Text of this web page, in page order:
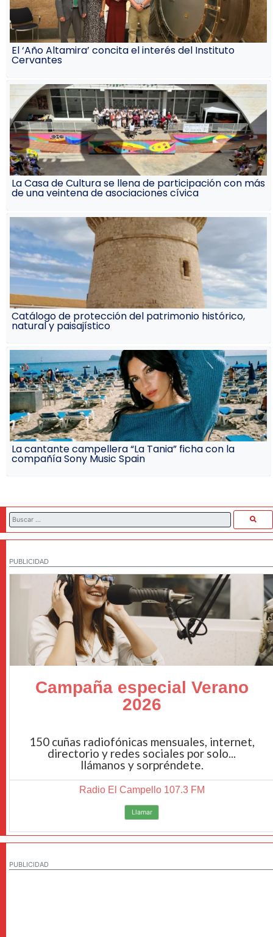
El ‘Año Altamira’ concita el interés del Instituto
Cervantes
La Casa de Cultura se llena de participación con más
de una veintena de asociaciones cívica
Catálogo de protección del patrimonio histórico,
natural y paisajístico
La cantante campellera “La Tania” ficha con la
compañía Sony Music Spain
PUBLICIDAD
Campaña especial Verano
2026
150 cuñas radiofónicas mensuales, internet,
directorio y redes sociales por solo...
llámanos y sorpréndete.
Radio El Campello 107.3 FM
Llamar
PUBLICIDAD